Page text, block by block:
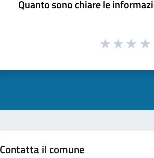
Quanto sono chiare le
Contatta il comune